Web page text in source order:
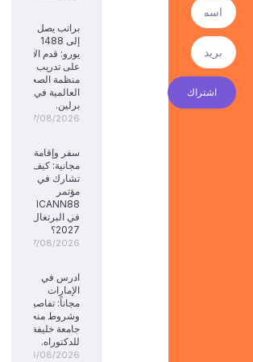
اشتراك
براتب يصل
إلى 1488
يورو: قدم الآن
على تدريب
منظمة الصحة
العالمية في
برلين.
07/08/2026
سفر وإقامة
مجانية: كيف
تشارك في
مؤتمر
ICANN88
في البرتغال
2027؟
07/08/2026
ادرس في
الإمارات
مجاناً: تفاصيل
وشروط منحة
جامعة خليفة
للدكتوراه.
06/08/2026